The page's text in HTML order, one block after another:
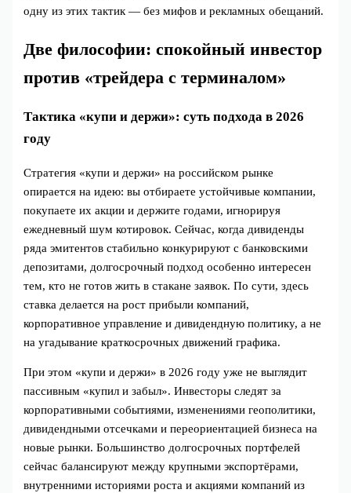
одну из этих тактик — без мифов и рекламных обещаний.
Две философии: спокойный инвестор
против «трейдера с терминалом»
Тактика «купи и держи»: суть подхода в 2026
году
Стратегия «купи и держи» на российском рынке
опирается на идею: вы отбираете устойчивые компании,
покупаете их акции и держите годами, игнорируя
ежедневный шум котировок. Сейчас, когда дивиденды
ряда эмитентов стабильно конкурируют с банковскими
депозитами, долгосрочный подход особенно интересен
тем, кто не готов жить в стакане заявок. По сути, здесь
ставка делается на рост прибыли компаний,
корпоративное управление и дивидендную политику, а не
на угадывание краткосрочных движений графика.
При этом «купи и держи» в 2026 году уже не выглядит
пассивным «купил и забыл». Инвесторы следят за
корпоративными событиями, изменениями геополитики,
дивидендными отсечками и переориентацией бизнеса на
новые рынки. Большинство долгосрочных портфелей
сейчас балансируют между крупными экспортёрами,
внутренними историями роста и акциями компаний из